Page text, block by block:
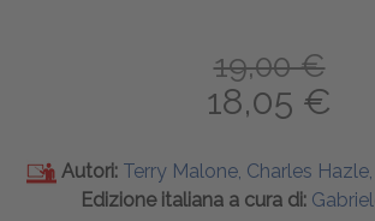
19,00 €
18,05 €
Autori: Terry Malone, Charles
Edizione italiana a cura di: